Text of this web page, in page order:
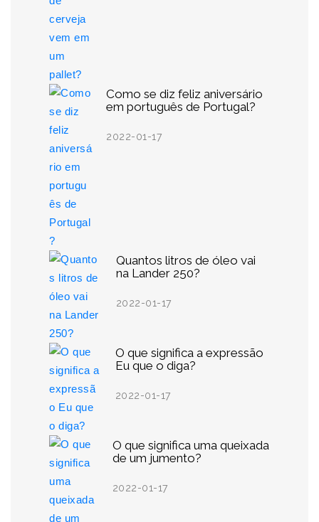
Como se diz feliz aniversário
em português de Portugal?
2022-01-17
Quantos litros de óleo vai
na Lander 250?
2022-01-17
O que significa a expressão
Eu que o diga?
2022-01-17
O que significa uma queixada
de um jumento?
2022-01-17